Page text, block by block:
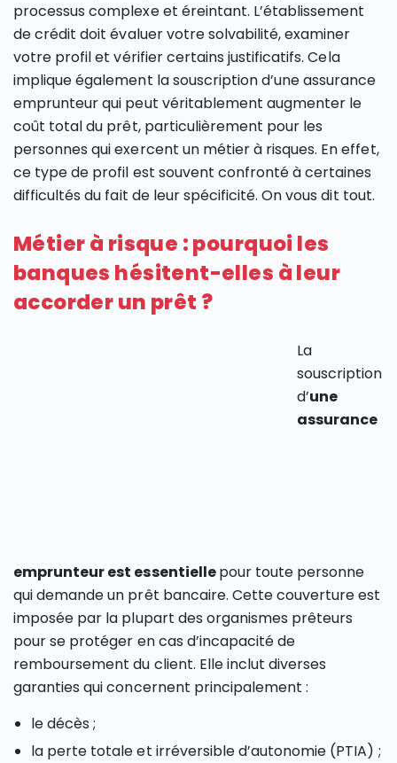
processus complexe et éreintant. L’établissement
de crédit doit évaluer votre solvabilité, examiner
votre profil et vérifier certains justificatifs. Cela
implique également la souscription d’une assurance
emprunteur qui peut véritablement augmenter le
coût total du prêt, particulièrement pour les
personnes qui exercent un métier à risques. En effet,
ce type de profil est souvent confronté à certaines
difficultés du fait de leur spécificité. On vous dit tout.
Métier à risque : pourquoi les
banques hésitent-elles à leur
accorder un prêt ?
La
souscription
d’une
assurance
emprunteur est essentiellepour toute personne
qui demande un prêt bancaire. Cette couverture est
imposée par la plupart des organismes prêteurs
pour se protéger en cas d’incapacité de
remboursement du client. Elle inclut diverses
garanties qui concernent principalement :
le décès ;
la perte totale et irréversible d’autonomie (PTIA) ;